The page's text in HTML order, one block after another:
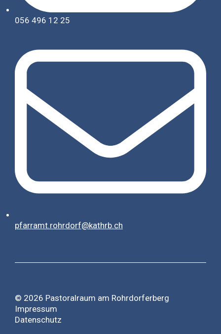
056 496 12 25
pfarramt.rohrdorf@kathrb.ch
© 2026 Pastoralraum am Rohrdorferberg
Impressum
Datenschutz